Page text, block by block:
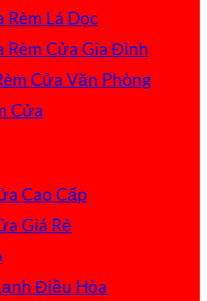
Rèm Lá Dọc
Rèm Cửa Gia Đình
Cửa Văn Phòng
Cửa
Cao Cấp
Giá Rẻ
Điều Hòa